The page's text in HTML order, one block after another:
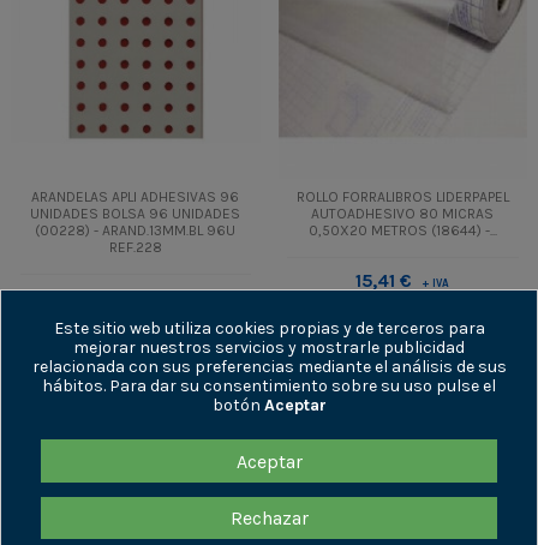
ARANDELAS APLI ADHESIVAS 96
UNIDADES BOLSA 96 UNIDADES
(00228) - ARAND.13MM.BL 96U
REF.228
0,62 €
0,75 € IVA incl.
Añadir al
carrito
ROLLO FORRALIBROS LIDERPAPEL
AUTOADHESIVO 80 MICRAS
0,50X20 METROS (18644) -...
15,41 € + IVA
Añadir al
carrito
Este sitio web utiliza cookies propias y de terceros para
mejorar nuestros servicios y mostrarle publicidad
relacionada con sus preferencias mediante el análisis de sus
hábitos. Para dar su consentimiento sobre su uso pulse el
botón Aceptar
Aceptar
Rechazar